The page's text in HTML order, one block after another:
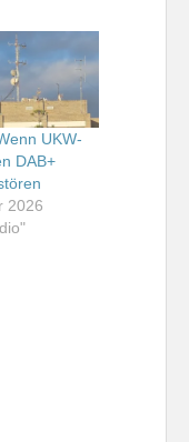
UKW-
DAB+
2026